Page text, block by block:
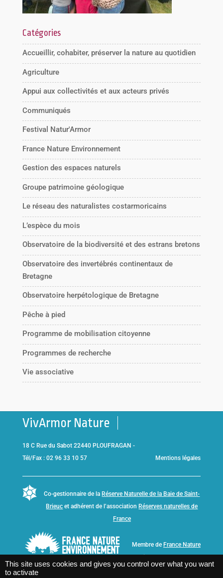
Catégories
Accueillir, cohabiter, préserver la nature au quotidien
Agriculture
Appui aux collectivités et aux acteurs privés
Communiqués
Festival Natur'Armor
France Nature Environnement
Gestion des espaces naturels
Groupe patrimoine géologique
Le réseau des naturalistes costarmoricains
L’espèce du mois
Observatoire de la biodiversité et des estrans bretons
Observatoire des invertébrés continentaux de
Bretagne
Observatoire herpétologique de Bretagne
Pêche à pied
Programme de mobilisation citoyenne
Programmes de recherche
Vie associative
VivArmor Nature
18 C Rue du Sabot 22440 PLOUFRAGAN -
Tél/Fax : 02 96 33 10 57
Mentions légales
Co-gestionnaire de la Réserve Naturelle de la Baie de Saint-
Brieuc et adhérent de l’association Réserves naturelles de
France
Membre de France Nature
This site uses cookies and gives you control over what you want
to activate